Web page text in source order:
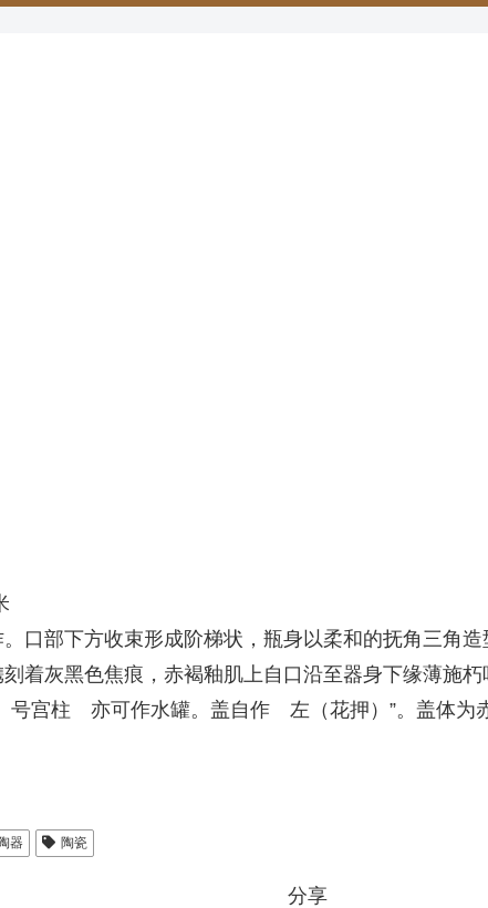
口部下方收束形成阶梯状，瓶身以柔和的抚角三角
着灰黑色焦痕，赤褐釉肌上自口沿至器身下缘薄施
宫柱 亦可作水罐。盖自作 左（花押）”。盖体为
器 陶瓷
分享